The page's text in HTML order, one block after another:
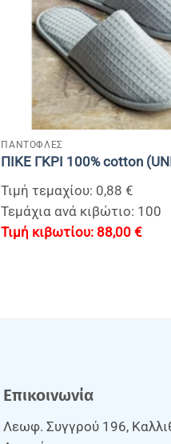
ΠΑΝΤΟΦΛΕΣ
ΠΙΚΕ ΓΚΡΙ 100% cotton
Τιμή τεμαχίου: 0,88 €
Τεμάχια ανά κιβώτιο: 100
88,00€
Επικοινωνία
Λεωφ. Συγγρού 196,